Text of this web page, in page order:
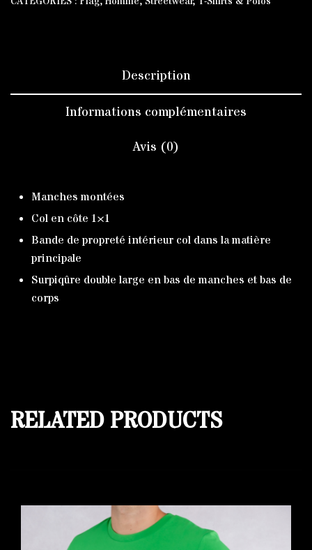
Description
Informations complémentaires
Avis (0)
Manches montées
Col en côte 1×1
Bande de propreté intérieur col dans la matière
principale
Surpiqûre double large en bas de manches et bas de
corps
RELATED PRODUCTS